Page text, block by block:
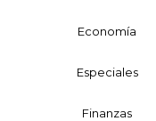
Economía
Especiales
Finanzas